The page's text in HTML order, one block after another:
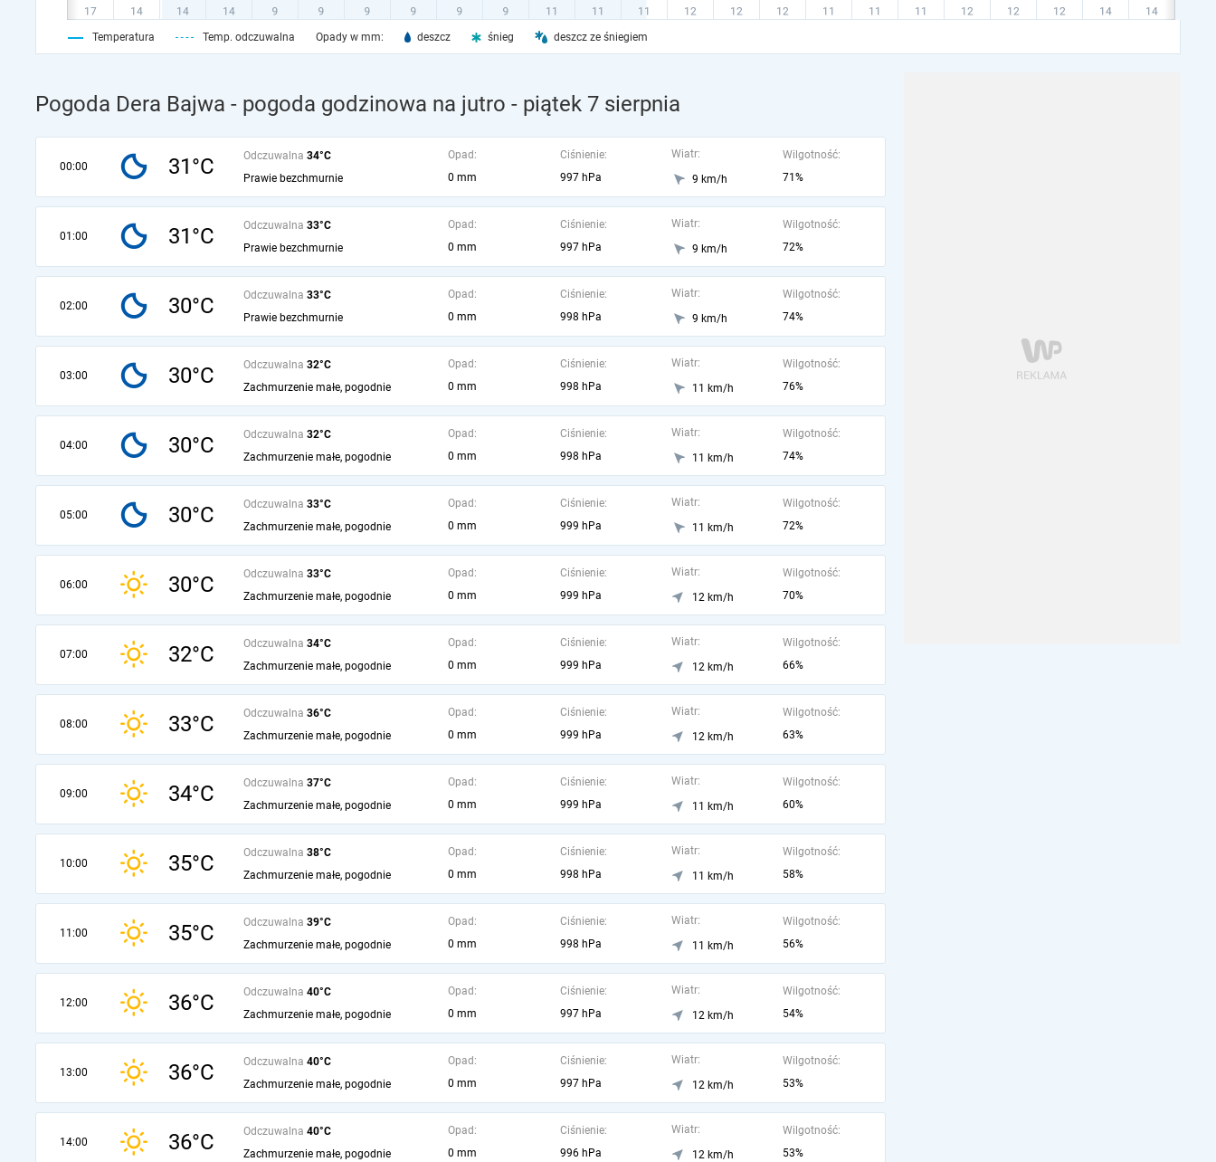
Temperatura Temp. odczuwalna Opady w mm: deszcz śnieg deszcz ze śniegiem
Pogoda Dera Bajwa - pogoda godzinowa na jutro - piątek 7 sierpnia
00:00 31°C Odczuwalna 34°C
Prawie bezchmurnie
Opad:
0 mm
Ciśnienie:
997 hPa
Wiatr:
9 km/h
Wilgotność:
71%
01:00 31°C Odczuwalna 33°C
Prawie bezchmurnie
Opad:
0 mm
Ciśnienie:
997 hPa
Wiatr:
9 km/h
Wilgotność:
72%
02:00 30°C Odczuwalna 33°C
Prawie bezchmurnie
Opad:
0 mm
Ciśnienie:
998 hPa
Wiatr:
9 km/h
Wilgotność:
74%
03:00 30°C Odczuwalna 32°C
Zachmurzenie małe, pogodnie
Opad:
0 mm
Ciśnienie:
998 hPa
Wiatr:
11 km/h
Wilgotność:
76%
04:00 30°C Odczuwalna 32°C
Zachmurzenie małe, pogodnie
Opad:
0 mm
Ciśnienie:
998 hPa
Wiatr:
11 km/h
Wilgotność:
74%
05:00 30°C Odczuwalna 33°C
Zachmurzenie małe, pogodnie
Opad:
0 mm
Ciśnienie:
999 hPa
Wiatr:
11 km/h
Wilgotność:
72%
06:00 30°C Odczuwalna 33°C
Zachmurzenie małe, pogodnie
Opad:
0 mm
Ciśnienie:
999 hPa
Wiatr:
12 km/h
Wilgotność:
70%
07:00 32°C Odczuwalna 34°C
Zachmurzenie małe, pogodnie
Opad:
0 mm
Ciśnienie:
999 hPa
Wiatr:
12 km/h
Wilgotność:
66%
08:00 33°C Odczuwalna 36°C
Zachmurzenie małe, pogodnie
Opad:
0 mm
Ciśnienie:
999 hPa
Wiatr:
12 km/h
Wilgotność:
63%
09:00 34°C Odczuwalna 37°C
Zachmurzenie małe, pogodnie
Opad:
0 mm
Ciśnienie:
999 hPa
Wiatr:
11 km/h
Wilgotność:
60%
10:00 35°C Odczuwalna 38°C
Zachmurzenie małe, pogodnie
Opad:
0 mm
Ciśnienie:
998 hPa
Wiatr:
11 km/h
Wilgotność:
58%
11:00 35°C Odczuwalna 39°C
Zachmurzenie małe, pogodnie
Opad:
0 mm
Ciśnienie:
998 hPa
Wiatr:
11 km/h
Wilgotność:
56%
12:00 36°C Odczuwalna 40°C
Zachmurzenie małe, pogodnie
Opad:
0 mm
Ciśnienie:
997 hPa
Wiatr:
12 km/h
Wilgotność:
54%
13:00 36°C Odczuwalna 40°C
Zachmurzenie małe, pogodnie
Opad:
0 mm
Ciśnienie:
997 hPa
Wiatr:
12 km/h
Wilgotność:
53%
14:00 36°C Odczuwalna 40°C
Zachmurzenie małe, pogodnie
Opad:
0 mm
Ciśnienie:
996 hPa
Wiatr:
12 km/h
Wilgotność:
53%